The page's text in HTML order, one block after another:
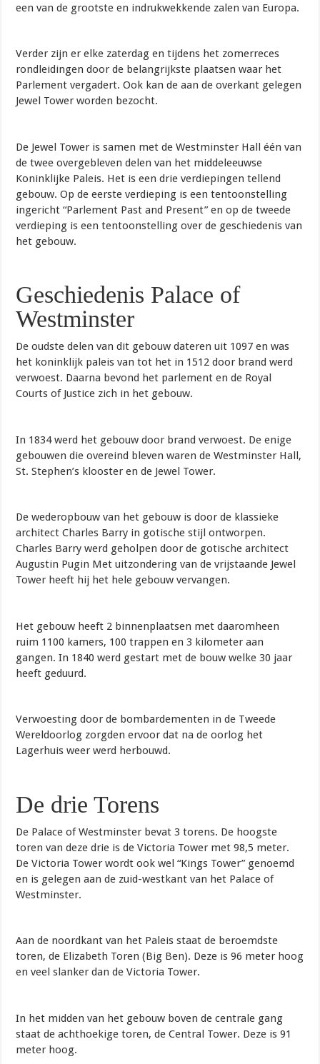
een van de grootste en indrukwekkende zalen van Europa.
Verder zijn er elke zaterdag en tijdens het zomerreces
rondleidingen door de belangrijkste plaatsen waar het
Parlement vergadert. Ook kan de aan de overkant gelegen
Jewel Tower worden bezocht.
De Jewel Tower is samen met de Westminster Hall één van
de twee overgebleven delen van het middeleeuwse
Koninklijke Paleis. Het is een drie verdiepingen tellend
gebouw. Op de eerste verdieping is een tentoonstelling
ingericht “Parlement Past and Present” en op de tweede
verdieping is een tentoonstelling over de geschiedenis van
het gebouw.
Geschiedenis Palace of
Westminster
De oudste delen van dit gebouw dateren uit 1097 en was
het koninklijk paleis van tot het in 1512 door brand werd
verwoest. Daarna bevond het parlement en de Royal
Courts of Justice zich in het gebouw.
In 1834 werd het gebouw door brand verwoest. De enige
gebouwen die overeind bleven waren de Westminster Hall,
St. Stephen’s klooster en de Jewel Tower.
De wederopbouw van het gebouw is door de klassieke
architect Charles Barry in gotische stijl ontworpen.
Charles Barry werd geholpen door de gotische architect
Augustin Pugin Met uitzondering van de vrijstaande Jewel
Tower heeft hij het hele gebouw vervangen.
Het gebouw heeft 2 binnenplaatsen met daaromheen
ruim 1100 kamers, 100 trappen en 3 kilometer aan
gangen. In 1840 werd gestart met de bouw welke 30 jaar
heeft geduurd.
Verwoesting door de bombardementen in de Tweede
Wereldoorlog zorgden ervoor dat na de oorlog het
Lagerhuis weer werd herbouwd.
De drie Torens
De Palace of Westminster bevat 3 torens. De hoogste
toren van deze drie is de Victoria Tower met 98,5 meter.
De Victoria Tower wordt ook wel “Kings Tower” genoemd
en is gelegen aan de zuid-westkant van het Palace of
Westminster.
Aan de noordkant van het Paleis staat de beroemdste
toren, de Elizabeth Toren (Big Ben). Deze is 96 meter hoog
en veel slanker dan de Victoria Tower.
In het midden van het gebouw boven de centrale gang
staat de achthoekige toren, de Central Tower. Deze is 91
meter hoog.